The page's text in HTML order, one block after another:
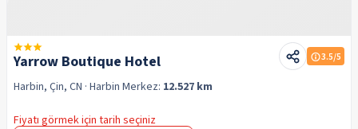
Yarrow Boutique Hotel 3.5/5
Harbin, Çin, CN · Harbin Merkez: 12.527 km
Fiyatı görmek için tarih seçiniz